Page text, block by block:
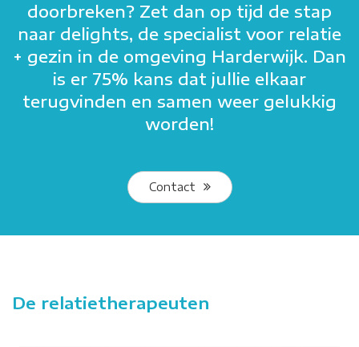
doorbreken? Zet dan op tijd de stap
naar delights, de specialist voor relatie
+ gezin in de omgeving Harderwijk. Dan
is er 75% kans dat jullie elkaar
terugvinden en samen weer gelukkig
worden!
Contact
De relatietherapeuten